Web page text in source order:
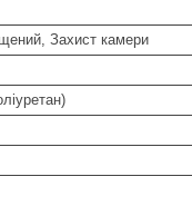
Захист камери